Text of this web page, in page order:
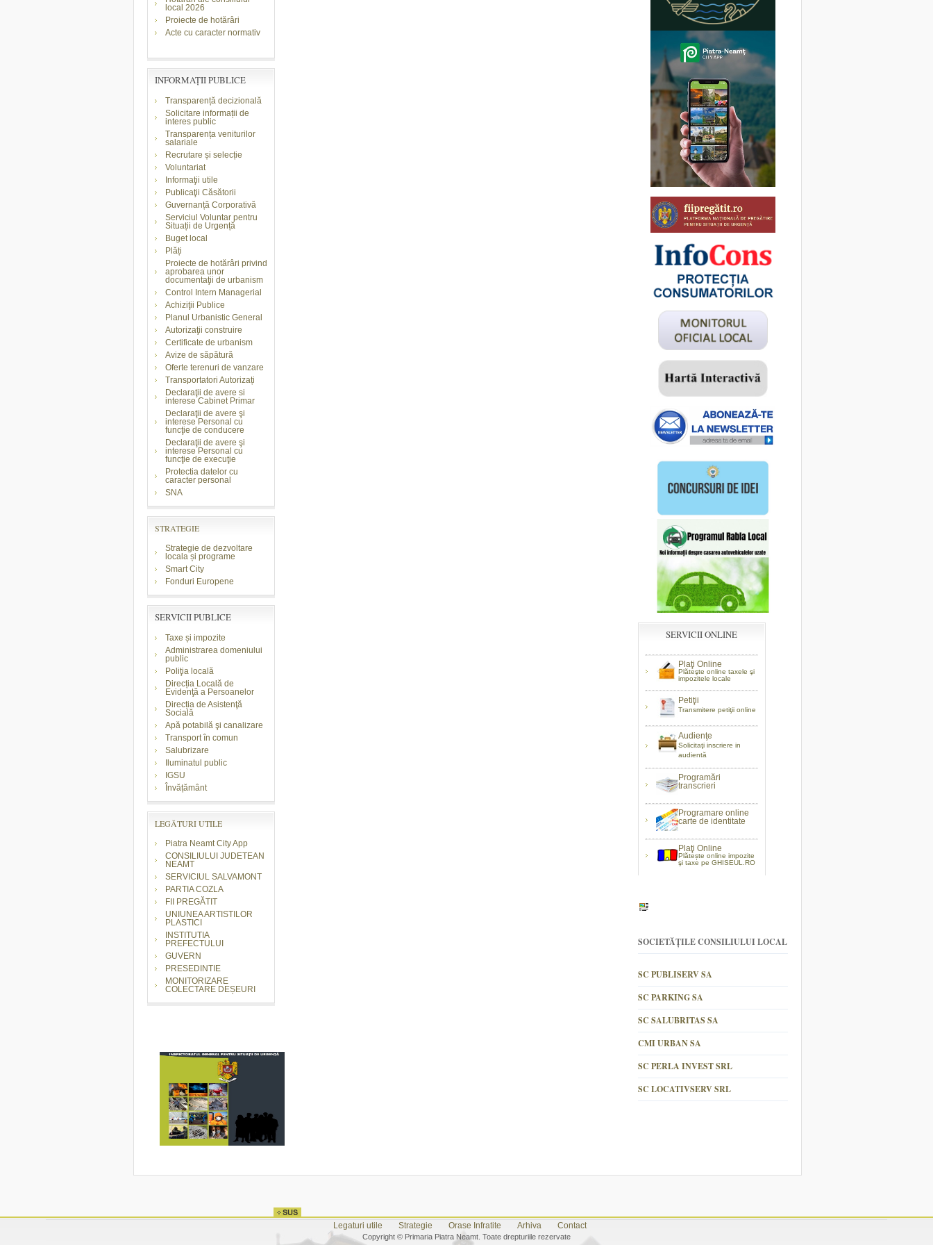
local 2026
Proiecte de hotărâri
Acte cu caracter normativ
INFORMAŢII PUBLICE
Transparență decizională
Solicitare informații de
interes public
Transparența veniturilor
salariale
Recrutare și selecție
Voluntariat
Informaţii utile
Publicaţii Căsătorii
Guvernanță Corporativă
Serviciul Voluntar pentru
Situații de Urgență
Buget local
Plăți
Proiecte de hotărâri privind
aprobarea unor
documentaţii de urbanism
Control Intern Managerial
Achiziţii Publice
Planul Urbanistic General
Autorizaţii construire
Certificate de urbanism
Avize de săpătură
Oferte terenuri de vanzare
Transportatori Autorizați
Declaraţii de avere si
interese Cabinet Primar
Declaraţii de avere şi
interese Personal cu
funcţie de conducere
Declaraţii de avere şi
interese Personal cu
funcţie de execuţie
Protectia datelor cu
caracter personal
SNA
STRATEGIE
Strategie de dezvoltare
locala și programe
Smart City
Fonduri Europene
SERVICII PUBLICE
Taxe și impozite
Administrarea domeniului
public
Poliţia locală
Direcția Locală de
Evidenţă a Persoanelor
Direcția de Asistenţă
Socială
Apă potabilă şi canalizare
Transport în comun
Salubrizare
Iluminatul public
IGSU
Învățământ
LEGĂTURI UTILE
Piatra Neamt City App
CONSILIULUI JUDETEAN
NEAMT
SERVICIUL SALVAMONT
PARTIA COZLA
FII PREGĂTIT
UNIUNEA ARTISTILOR
PLASTICI
INSTITUTIA
PREFECTULUI
GUVERN
PRESEDINTIE
MONITORIZARE
COLECTARE DEȘEURI
SERVICII ONLINE
Plaţi Online
Plăteşte online taxele şi
impozitele locale
Petiţii
Transmitere petiţii online
Audienţe
Solicitaţi inscriere in
audientă
Programări
transcrieri
Programare online
carte de identitate
Plaţi Online
Plătește online impozite
şi taxe pe GHISEUL.RO
SOCIETĂȚILE CONSILIULUI LOCAL
SC PUBLISERV SA
SC PARKING SA
SC SALUBRITAS SA
CMI URBAN SA
SC PERLA INVEST SRL
SC LOCATIVSERV SRL
Legaturi utile Strategie Orase Infratite Arhiva Contact
Copyright © Primaria Piatra Neamt. Toate drepturiile rezervate